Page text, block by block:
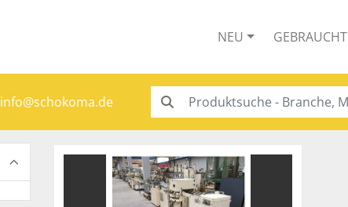
NEU GEBRAUCHT
info@schokoma.de